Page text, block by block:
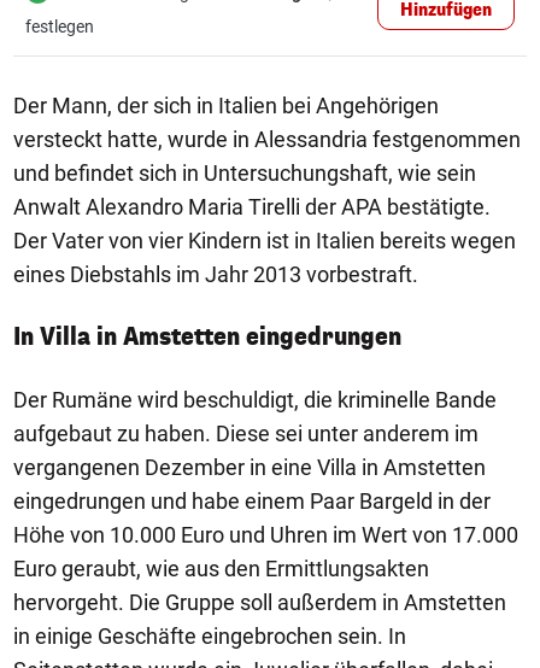
festlegen
Hinzufügen
Der Mann, der sich in Italien bei Angehörigen
versteckt hatte, wurde in Alessandria festgenommen
und befindet sich in Untersuchungshaft, wie sein
Anwalt Alexandro Maria Tirelli der APA bestätigte.
Der Vater von vier Kindern ist in Italien bereits wegen
eines Diebstahls im Jahr 2013 vorbestraft.
In Villa in Amstetten eingedrungen
Der Rumäne wird beschuldigt, die kriminelle Bande
aufgebaut zu haben. Diese sei unter anderem im
vergangenen Dezember in eine Villa in Amstetten
eingedrungen und habe einem Paar Bargeld in der
Höhe von 10.000 Euro und Uhren im Wert von 17.000
Euro geraubt, wie aus den Ermittlungsakten
hervorgeht. Die Gruppe soll außerdem in Amstetten
in einige Geschäfte eingebrochen sein. In